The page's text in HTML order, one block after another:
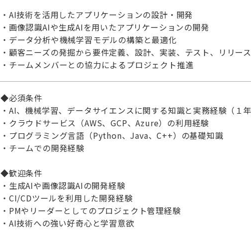
・AI技術を活用したアプリケーションの設計・開発
・画像認識AIや生成AIを用いたアプリケーションの開発
・データ分析や機械学習モデルの構築と最適化
・顧客ニーズの発掘から要件定義、設計、実装、テスト、リリー
・チームメンバーとの協力によるプロジェクト推進
◆必須条件
・AI、機械学習、データサイエンスに関する知識と実務経験（１年
・クラウドサービス（AWS、GCP、Azure）の利用経験
・プログラミング言語（Python、Java、C++）の基礎知識
・チームでの開発経験
◆歓迎条件
・生成AIや画像認識AIの開発経験
・CI/CDツールを利用した開発経験
・PMやリーダーとしてのプロジェクト管理経験
・AI技術への強い好奇心と学習意欲